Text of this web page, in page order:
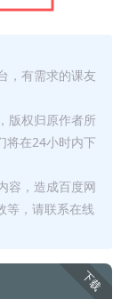
，有需求的课友
版权归原作者所
将在24小时内下
容，造成百度网
等，请联系在线
下载